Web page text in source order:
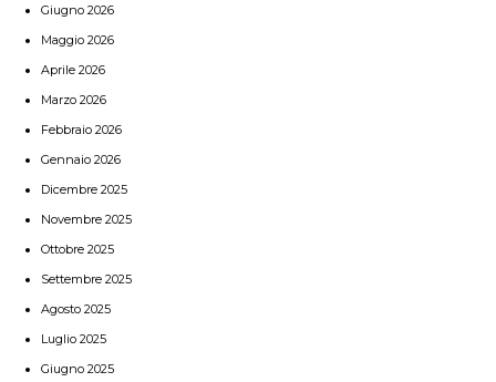
Giugno 2026
Maggio 2026
Aprile 2026
Marzo 2026
Febbraio 2026
Gennaio 2026
Dicembre 2025
Novembre 2025
Ottobre 2025
Settembre 2025
Agosto 2025
Luglio 2025
Giugno 2025